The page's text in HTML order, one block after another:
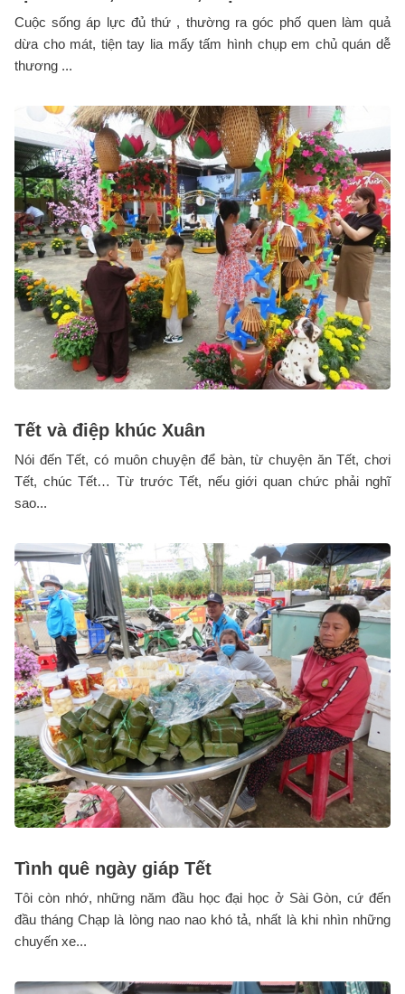
Cuộc sống áp lực đủ thứ , thường ra góc phố quen làm quả
dừa cho mát, tiện tay lia mấy tấm hình chụp em chủ quán dễ
thương ...
Tết và điệp khúc Xuân
Nói đến Tết, có muôn chuyện để bàn, từ chuyện ăn Tết, chơi
Tết, chúc Tết… Từ trước Tết, nếu giới quan chức phải nghĩ
sao...
Tình quê ngày giáp Tết
Tôi còn nhớ, những năm đầu học đại học ở Sài Gòn, cứ đến
đầu tháng Chạp là lòng nao nao khó tả, nhất là khi nhìn những
chuyến xe...